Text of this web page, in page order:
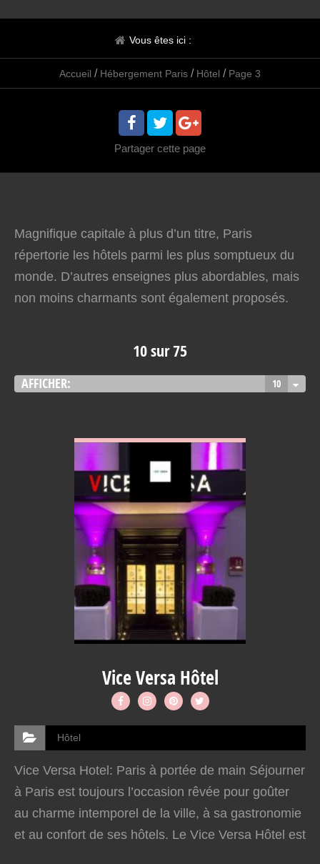
Vous êtes ici :
Accueil / Hébergement Paris / Hôtel / Page 3
Partager cette page
Magnifique capitale à plus d’un titre, Paris
répertorie les hôtels parmi les plus somptueux du
monde. D’autres enseignes plus abordables, mais
non moins charmants sont également proposés.
10 sur 75
AFFICHER: 10
Vice Versa Hôtel
Hôtel
Vice Versa Hotel: Paris à portée de main Séjourner
à Paris est toujours l’occasion rêvée pour goûter
au charme intemporel de la ville, à sa gastronomie
et au confort de ses hôtels. Le Vice Versa Hôtel est